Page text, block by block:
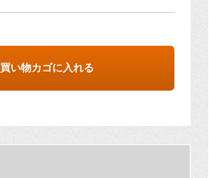
買い物カゴに入れる